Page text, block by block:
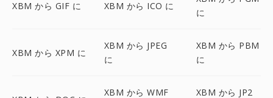
XBM から GIF に XBM から ICO に
に
XBM から XPM に
XBM から JPEG
に
XBM から PBM
に
XBM から WMF
XBM から JP2